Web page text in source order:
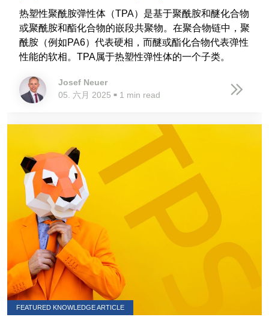
热塑性聚酰胺弹性体（TPA）是基于聚酰胺和醚化合物
或聚酰胺和酯化合物的嵌段共聚物。在聚合物链中，聚
酰胺（例如PA6）代表硬相，而醚或酯化合物代表弹性
性能的软相。TPA属于热塑性弹性体的一个子类。
Josef Neuer
05. 六月 2025 ■ 1 min read
FEATURED KNOWLEDGE ARTICLE